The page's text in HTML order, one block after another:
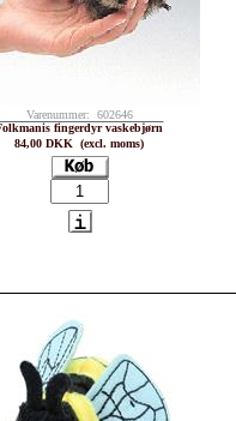
Varenummer: 602646
fingerdyr vaskebjørn
84,00 DKK (excl. moms)